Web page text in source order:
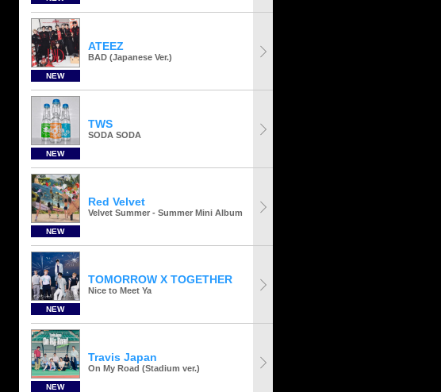
NEW
ATEEZ
BAD (Japanese Ver.)
NEW
TWS
SODA SODA
NEW
Red Velvet
Velvet Summer - Summer Mini Album
NEW
TOMORROW X TOGETHER
Nice to Meet Ya
NEW
Travis Japan
On My Road (Stadium ver.)